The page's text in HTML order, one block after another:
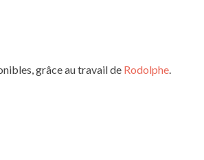
grâce au travail de Rodolphe.